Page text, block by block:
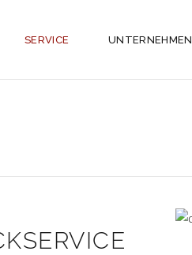
SERVICE UNTERNEHMEN